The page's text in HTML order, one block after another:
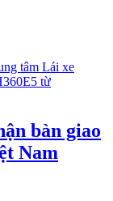
bàn giao
Nam